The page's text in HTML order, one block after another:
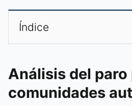
Índice
Análisis del paro
comunidades